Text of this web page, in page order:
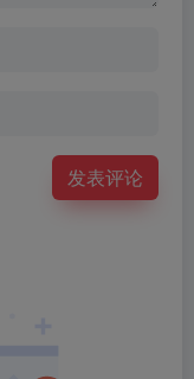
发表评论